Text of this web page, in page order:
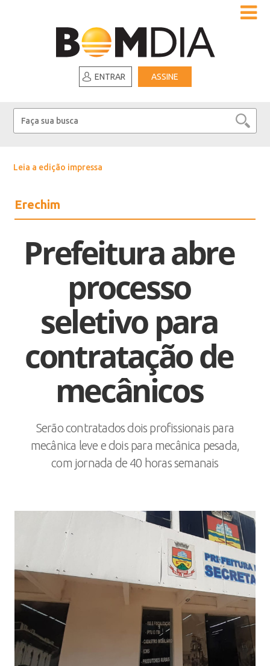
ENTRAR ASSINE
Leia a edição impressa
Erechim
Prefeitura abre
processo
seletivo para
contratação de
mecânicos
Serão contratados dois profissionais para
mecânica leve e dois para mecânica pesada,
com jornada de 40 horas semanais